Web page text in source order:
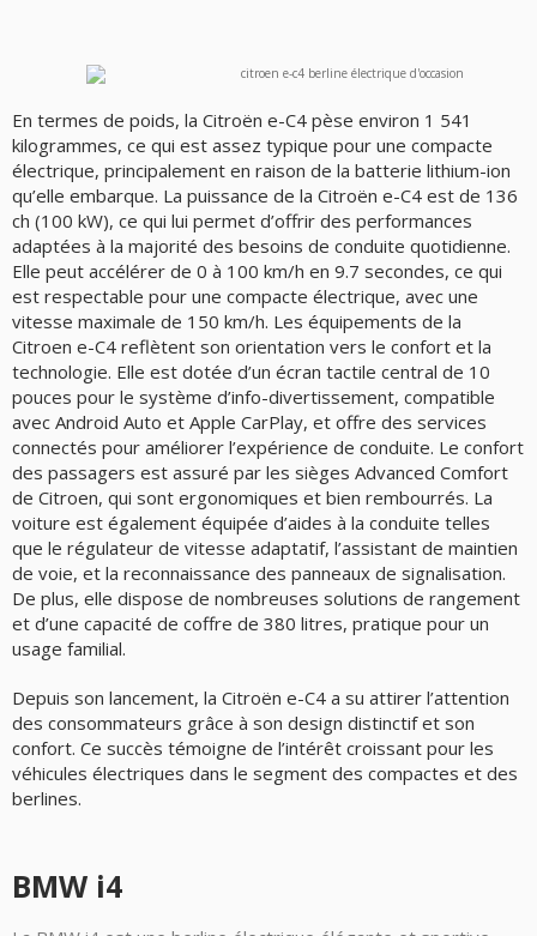
En termes de poids, la Citroën e-C4 pèse environ 1 541
kilogrammes, ce qui est assez typique pour une compacte
électrique, principalement en raison de la batterie lithium-ion
qu’elle embarque. La puissance de la Citroën e-C4 est de 136
ch (100 kW), ce qui lui permet d’offrir des performances
adaptées à la majorité des besoins de conduite quotidienne.
Elle peut accélérer de 0 à 100 km/h en 9.7 secondes, ce qui
est respectable pour une compacte électrique, avec une
vitesse maximale de 150 km/h. Les équipements de la
Citroen e-C4 reflètent son orientation vers le confort et la
technologie. Elle est dotée d’un écran tactile central de 10
pouces pour le système d’info-divertissement, compatible
avec Android Auto et Apple CarPlay, et offre des services
connectés pour améliorer l’expérience de conduite. Le confort
des passagers est assuré par les sièges Advanced Comfort
de Citroen, qui sont ergonomiques et bien rembourrés. La
voiture est également équipée d’aides à la conduite telles
que le régulateur de vitesse adaptatif, l’assistant de maintien
de voie, et la reconnaissance des panneaux de signalisation.
De plus, elle dispose de nombreuses solutions de rangement
et d’une capacité de coffre de 380 litres, pratique pour un
usage familial.
Depuis son lancement, la Citroën e-C4 a su attirer l’attention
des consommateurs grâce à son design distinctif et son
confort. Ce succès témoigne de l’intérêt croissant pour les
véhicules électriques dans le segment des compactes et des
berlines.
BMW i4